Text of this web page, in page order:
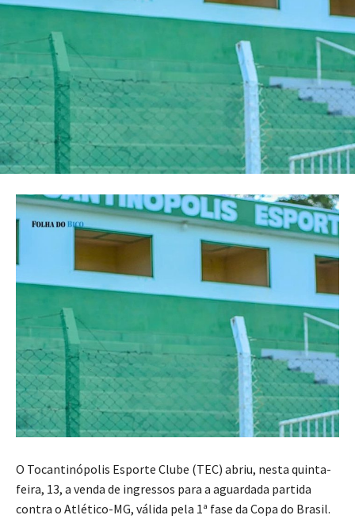
O Tocantinópolis Esporte Clube (TEC) abriu, nesta quinta-
feira, 13, a venda de ingressos para a aguardada partida
contra o Atlético-MG, válida pela 1ª fase da Copa do Brasil.